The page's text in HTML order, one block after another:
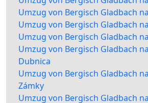
Umzug von Bergisch Gladbach
Umzug von Bergisch Gladbach
Umzug von Bergisch Gladbach
Umzug von Bergisch Gladbach
Dubnica
Umzug von Bergisch Gladbach
Zámky
Umzug von Bergisch Gladbach